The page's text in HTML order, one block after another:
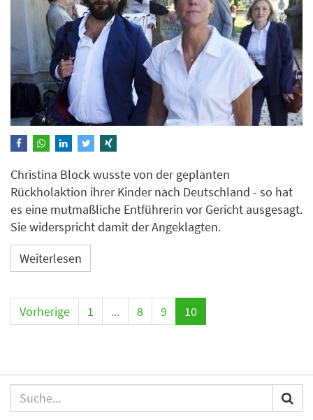
Christina Block wusste von der geplanten
Rückholaktion ihrer Kinder nach Deutschland - so hat
es eine mutmaßliche Entführerin vor Gericht ausgesagt.
Sie widerspricht damit der Angeklagten.
Weiterlesen
Vorherige 1 ... 8 9 10